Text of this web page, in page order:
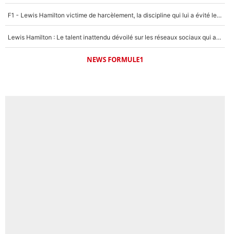
F1 - Lewis Hamilton victime de harcèlement, la discipline qui lui a évité le pire : «J'aurais probablement mal tourné»
Lewis Hamilton : Le talent inattendu dévoilé sur les réseaux sociaux qui a impressionné Kim Kardashian pendant leurs vacances en amoureux !
NEWS FORMULE1